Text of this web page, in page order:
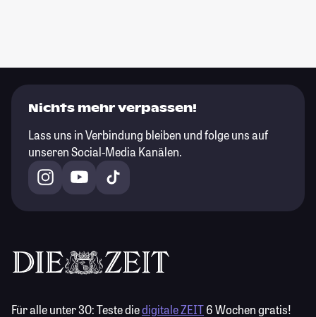
Nichts mehr verpassen!
Lass uns in Verbindung bleiben und folge uns auf
unseren Social-Media Kanälen.
Für alle unter 30:Teste diedigitale ZEIT6 Wochen gratis!